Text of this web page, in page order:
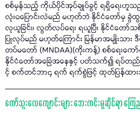
စစ်မှန်သည့် ကိုယ်ပိုင်အုပ်ချုပ်ခွင့် ရရှိရေးဟူ
လုံးဝပြောင်းလဲမည် မဟုတ်ဘဲ နိုင်ငံတော်မှ ခွဲထွ
လုယူခြင်း၊ လွတ်လပ်ရေး ရယူပြီး နိုင်ငံတော်သ
ပြုလုပ်မည် မဟုတ်ကြောင်း မြန်မာအမျိုးသ
တပ်မတော် (MNDAA)(ကိုးကန့်) စစ်ရေး
နိုင်ငံတော်အခြေအနေနှင့် ပတ်သက်၍ ရပ်တည်ခ
င့် စက်တင်ဘာ၄ ရက် ရက်စွဲဖြင့် ထုတ်ပြန်ထာ
ကော်သူးလေကျောင်းများ ဘေးကင်းမှုဆိုင်ရာ ကြ